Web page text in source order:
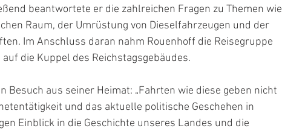
beantwortete er die zahlreichen Fragen zu Themen wie
Raum, der Umrüstung von Dieselfahrzeugen und der
Im Anschluss daran nahm Rouenhoff die Reisegruppe
die Kuppel des Reichstagsgebäudes.
Besuch aus seiner Heimat: „Fahrten wie diese geben nicht
und das aktuelle politische Geschehen in
Einblick in die Geschichte unseres Landes und die